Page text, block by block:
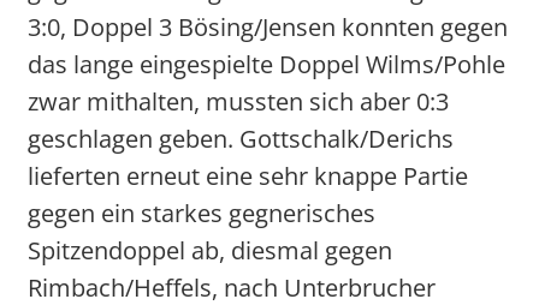
3:0, Doppel 3 Bösing/Jensen konnten gegen
das lange eingespielte Doppel Wilms/Pohle
zwar mithalten, mussten sich aber 0:3
geschlagen geben. Gottschalk/Derichs
lieferten erneut eine sehr knappe Partie
gegen ein starkes gegnerisches
Spitzendoppel ab, diesmal gegen
Rimbach/Heffels, nach Unterbrucher